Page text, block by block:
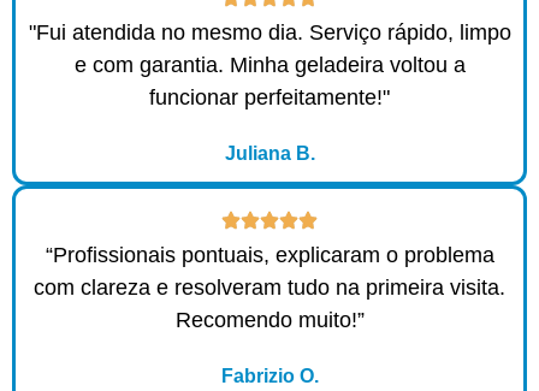
"Fui atendida no mesmo dia. Serviço rápido, limpo
e com garantia. Minha geladeira voltou a
funcionar perfeitamente!"
Juliana B.
“Profissionais pontuais, explicaram o problema
com clareza e resolveram tudo na primeira visita.
Recomendo muito!”
Fabrizio O.